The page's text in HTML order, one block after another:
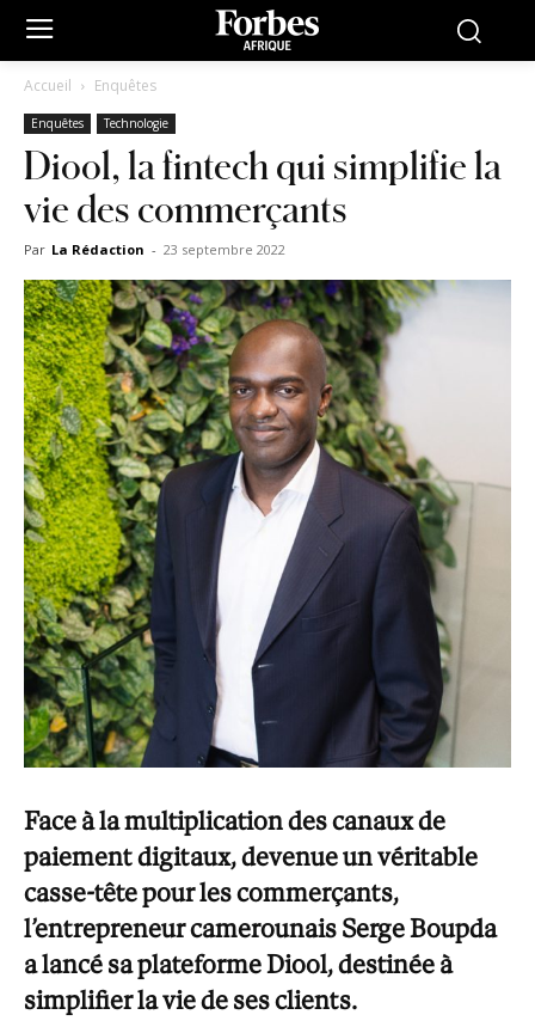
Accueil Enquêtes
Enquêtes Technologie
Diool, la fintech qui simplifie la
vie des commerçants
Par La Rédaction - 23 septembre 2022
Face à la multiplication des canaux de
paiement digitaux, devenue un véritable
casse-tête pour les commerçants,
l’entrepreneur camerounais Serge Boupda
a lancé sa plateforme Diool, destinée à
simplifier la vie de ses clients.